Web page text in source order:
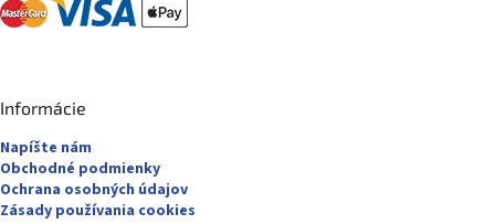
Informácie
Napíšte nám
Obchodné podmienky
Ochrana osobných údajov
Zásady používania cookies